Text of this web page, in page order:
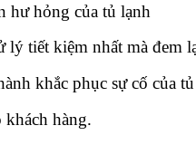
hư hỏng của tủ lạnh
tiết kiệm nhất mà đem
khắc phục sự cố của
hàng.